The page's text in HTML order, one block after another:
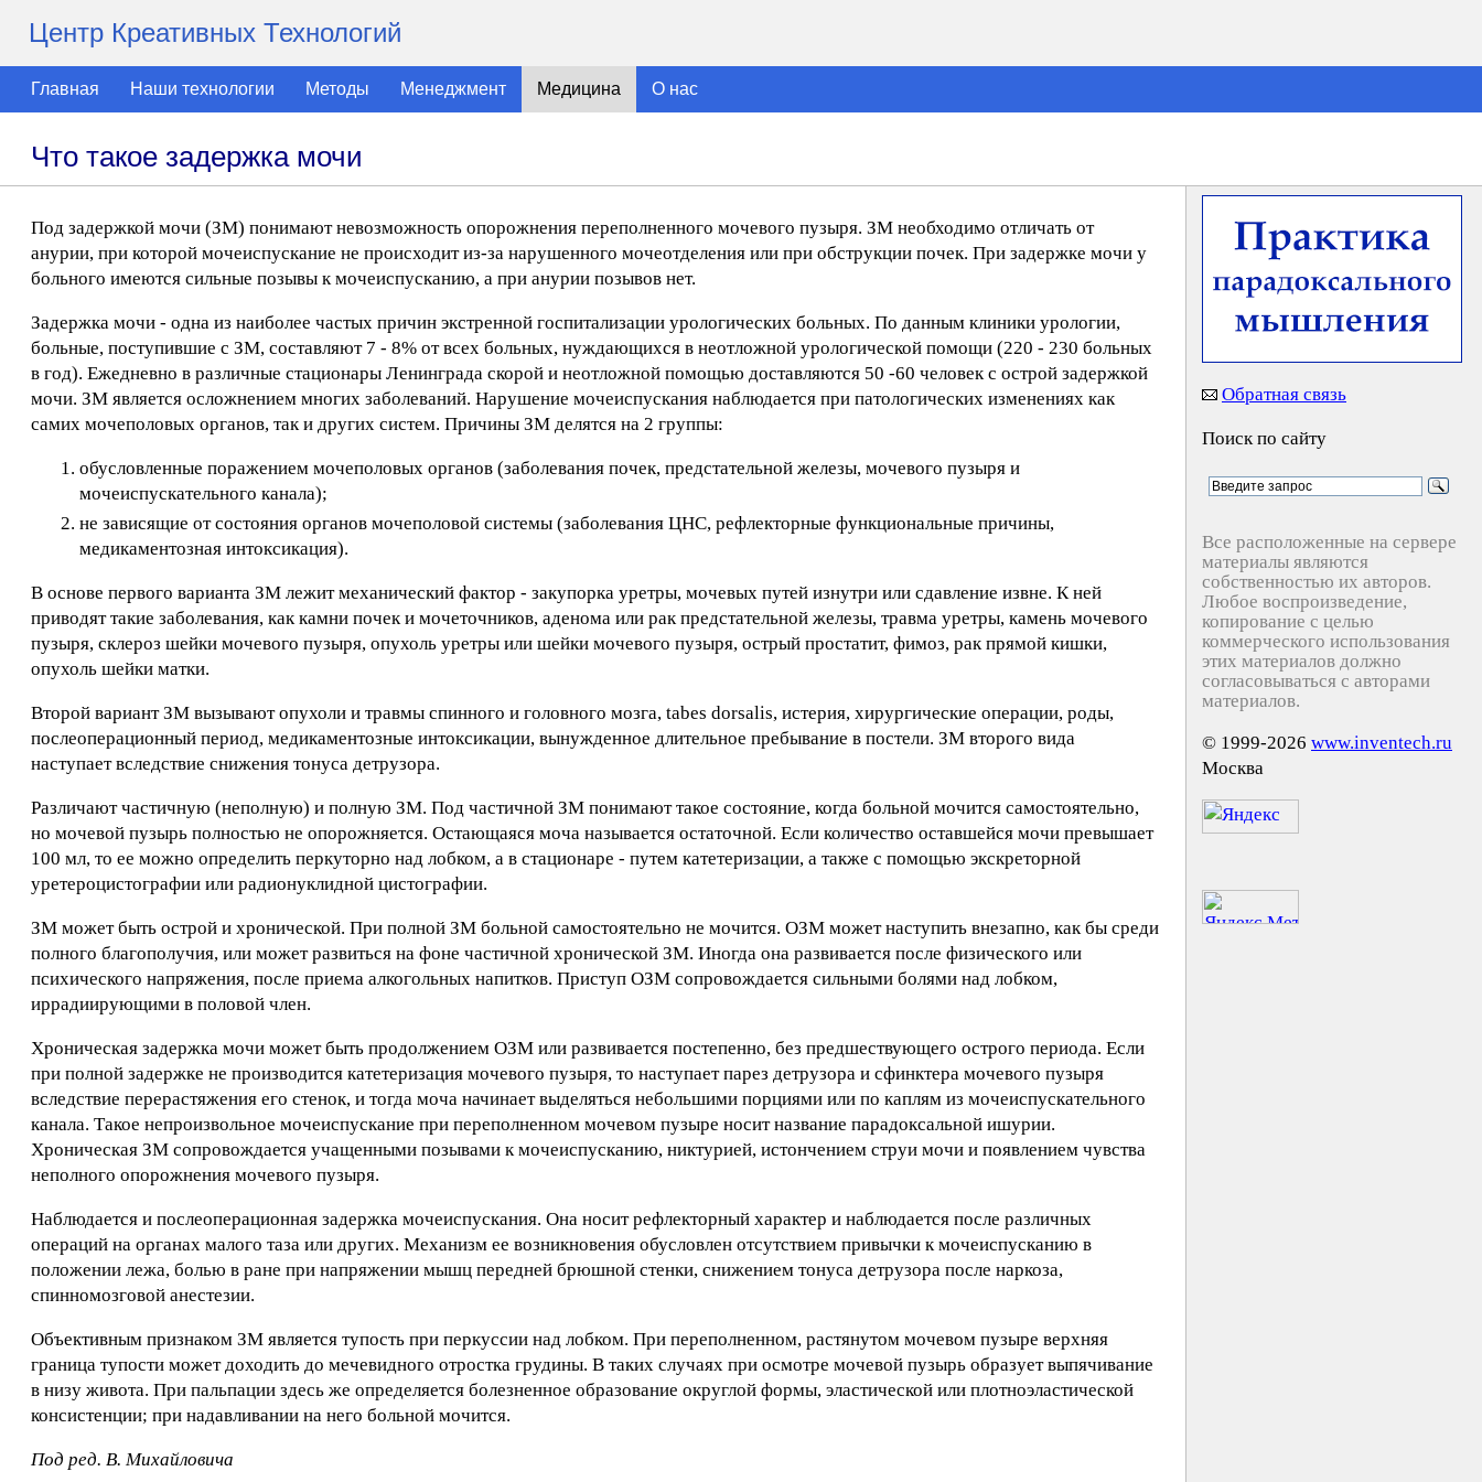
Центр Креативных Технологий
Главная Наши технологии Методы Менеджмент Медицина О нас
Что такое задержка мочи
Под задержкой мочи (ЗМ) понимают невозможность опорожнения переполненного мочевого пузыря. ЗМ необходимо отличать от
анурии, при которой мочеиспускание не происходит из-за нарушенного мочеотделения или при обструкции почек. При задержке мочи у
больного имеются сильные позывы к мочеиспусканию, а при анурии позывов нет.
Задержка мочи - одна из наиболее частых причин экстренной госпитализации урологических больных. По данным клиники урологии,
больные, поступившие с ЗМ, составляют 7 - 8% от всех больных, нуждающихся в неотложной урологической помощи (220 - 230 больных
в год). Ежедневно в различные стационары Ленинграда скорой и неотложной помощью доставляются 50 -60 человек с острой задержкой
мочи. ЗМ является осложнением многих заболеваний. Нарушение мочеиспускания наблюдается при патологических изменениях как
самих мочеполовых органов, так и других систем. Причины ЗМ делятся на 2 группы:
обусловленные поражением мочеполовых органов (заболевания почек, предстательной железы, мочевого пузыря и
мочеиспускательного канала);
не зависящие от состояния органов мочеполовой системы (заболевания ЦНС, рефлекторные функциональные причины,
медикаментозная интоксикация).
В основе первого варианта ЗМ лежит механический фактор - закупорка уретры, мочевых путей изнутри или сдавление извне. К ней
приводят такие заболевания, как камни почек и мочеточников, аденома или рак предстательной железы, травма уретры, камень мочевого
пузыря, склероз шейки мочевого пузыря, опухоль уретры или шейки мочевого пузыря, острый простатит, фимоз, рак прямой кишки,
опухоль шейки матки.
Второй вариант ЗМ вызывают опухоли и травмы спинного и головного мозга, tabes dorsalis, истерия, хирургические операции, роды,
послеоперационный период, медикаментозные интоксикации, вынужденное длительное пребывание в постели. ЗМ второго вида
наступает вследствие снижения тонуса детрузора.
Различают частичную (неполную) и полную ЗМ. Под частичной ЗМ понимают такое состояние, когда больной мочится самостоятельно,
но мочевой пузырь полностью не опорожняется. Остающаяся моча называется остаточной. Если количество оставшейся мочи превышает
100 мл, то ее можно определить перкуторно над лобком, а в стационаре - путем катетеризации, а также с помощью экскреторной
уретероцистографии или радионуклидной цистографии.
ЗМ может быть острой и хронической. При полной ЗМ больной самостоятельно не мочится. ОЗМ может наступить внезапно, как бы среди
полного благополучия, или может развиться на фоне частичной хронической ЗМ. Иногда она развивается после физического или
психического напряжения, после приема алкогольных напитков. Приступ ОЗМ сопровождается сильными болями над лобком,
иррадиирующими в половой член.
Хроническая задержка мочи может быть продолжением ОЗМ или развивается постепенно, без предшествующего острого периода. Если
при полной задержке не производится катетеризация мочевого пузыря, то наступает парез детрузора и сфинктера мочевого пузыря
вследствие перерастяжения его стенок, и тогда моча начинает выделяться небольшими порциями или по каплям из мочеиспускательного
канала. Такое непроизвольное мочеиспускание при переполненном мочевом пузыре носит название парадоксальной ишурии.
Хроническая ЗМ сопровождается учащенными позывами к мочеиспусканию, никтурией, истончением струи мочи и появлением чувства
неполного опорожнения мочевого пузыря.
Наблюдается и послеоперационная задержка мочеиспускания. Она носит рефлекторный характер и наблюдается после различных
операций на органах малого таза или других. Механизм ее возникновения обусловлен отсутствием привычки к мочеиспусканию в
положении лежа, болью в ране при напряжении мышц передней брюшной стенки, снижением тонуса детрузора после наркоза,
спинномозговой анестезии.
Объективным признаком ЗМ является тупость при перкуссии над лобком. При переполненном, растянутом мочевом пузыре верхняя
граница тупости может доходить до мечевидного отростка грудины. В таких случаях при осмотре мочевой пузырь образует выпячивание
в низу живота. При пальпации здесь же определяется болезненное образование округлой формы, эластической или плотноэластической
консистенции; при надавливании на него больной мочится.
Под ред. В. Михайловича
Обратная связь
Поиск по сайту
Все расположенные на сервере
материалы являются
собственностью их авторов.
Любое воспроизведение,
копирование с целью
коммерческого использования
этих материалов должно
согласовываться с авторами
материалов.
© 1999-2026 www.inventech.ru
Москва